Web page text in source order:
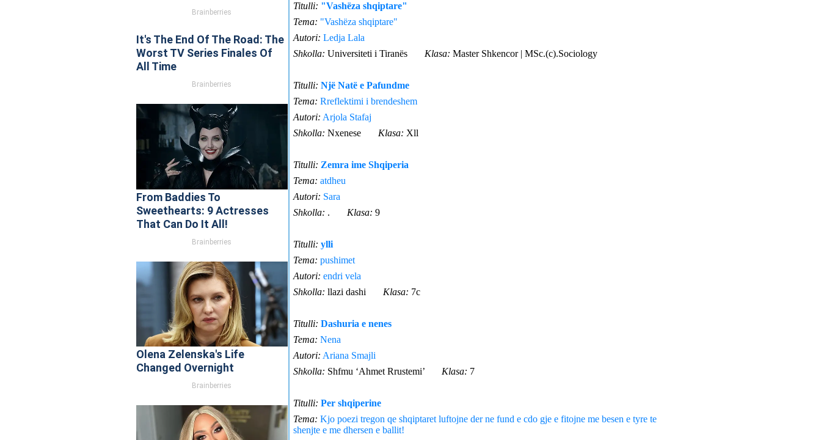
Titulli: "Vashëza shqiptare"
Tema: "Vashëza shqiptare"
Autori: Ledja Lala
Shkolla: Universiteti i Tiranës Klasa: Master Shkencor | MSc.(c).Sociology
Titulli: Një Natë e Pafundme
Tema: Rreflektimi i brendeshem
Autori: Arjola Stafaj
Shkolla: Nxenese Klasa: Xll
Titulli: Zemra ime Shqiperia
Tema: atdheu
Autori: Sara
Shkolla: . Klasa: 9
Titulli: ylli
Tema: pushimet
Autori: endri vela
Shkolla: llazi dashi Klasa: 7c
Titulli: Dashuria e nenes
Tema: Nena
Autori: Ariana Smajli
Shkolla: Shfmu ‘Ahmet Rrustemi’ Klasa: 7
Titulli: Per shqiperine
Tema: Kjo poezi tregon qe shqiptaret luftojne der ne fund e cdo gje e fitojne me besen e tyre te
shenjte e me dhersen e ballit!